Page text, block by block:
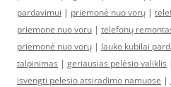
pardavimui | priemonė nuo vorų |
priemone nuo voru | telefonų
priemonė nuo vorų | lauko kubilai
talpinimas | geriausias pelėsio valiklis
isvengti pelesio atsiradimo namuose |